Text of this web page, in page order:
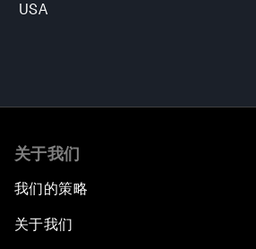
USA
关于我们
我们的策略
关于我们